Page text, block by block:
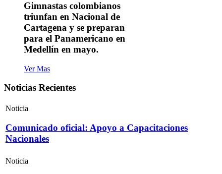
Gimnastas colombianos
triunfan en Nacional de
Cartagena y se preparan
para el Panamericano en
Medellín en mayo.
Ver Mas
Noticias Recientes
Noticia
Comunicado oficial: Apoyo a Capacitaciones
Nacionales
Noticia